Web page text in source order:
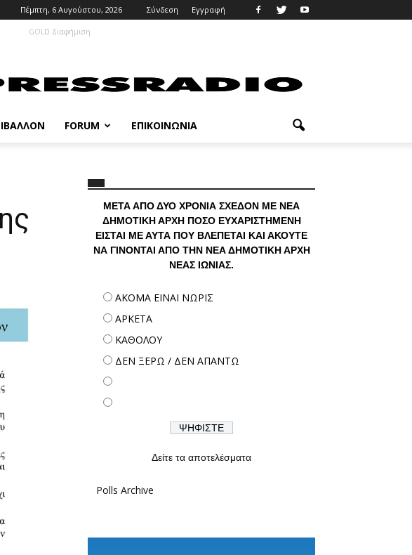
Πέμπτη, 6 Αυγούστου, 2026 Σύνδεση Εγγραφή
GOLD Διαφήμιση
FORUM ΕΠΙΚΟΙΝΩΝΊΑ
ΜΕΤΑ ΑΠΟ ΔΥΟ ΧΡΟΝΙΑ ΣΧΕΔΟΝ ΜΕ ΝΕΑ
ΔΗΜΟΤΙΚΗ ΑΡΧΗ ΠΟΣΟ ΕΥΧΑΡΙΣΤΗΜΕΝΗ
ΕΙΣΤΑΙ ΜΕ ΑΥΤΑ ΠΟΥ ΒΛΕΠΕΤΑΙ ΚΑΙ ΑΚΟΥΤΕ
ΝΑ ΓΙΝΟΝΤΑΙ ΑΠΟ ΤΗΝ ΝΕΑ ΔΗΜΟΤΙΚΗ ΑΡΧΗ
ΝΕΑΣ ΙΩΝΙΑΣ.
ΑΚΟΜΑ ΕΙΝΑΙ ΝΩΡΙΣ
ΑΡΚΕΤΑ
ΚΑΘΟΛΟΥ
ΔΕΝ ΞΕΡΩ / ΔΕΝ ΑΠΑΝΤΩ
Δείτε τα αποτελέσματα
Polls Archive